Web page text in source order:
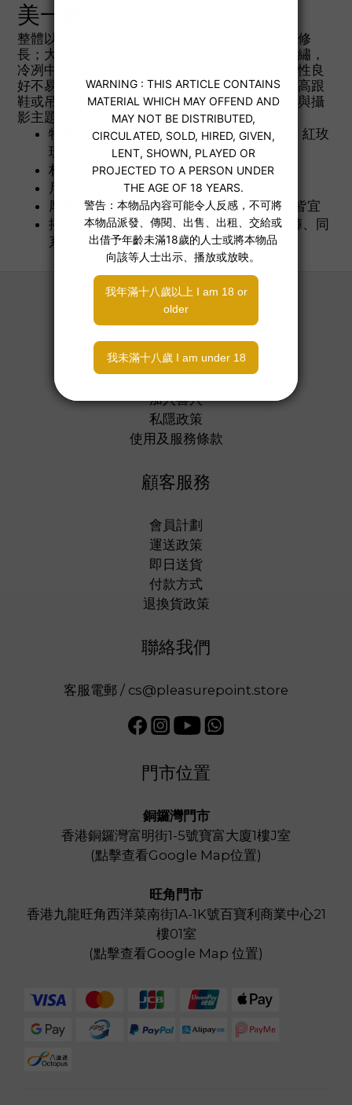
美一腿到位 ✨
整體以高透亮澤面料打造，腿部如上了光般順滑修
長；大腿處拼接黑色蕾絲緞帶邊，點綴紅玫瑰刺繡，
冷冽中帶嫵媚。上緣寬版蕾絲包覆減少勒痕，彈性良
好不易捲邊；中薄厚度兼顧透膚與耐穿度，搭配高跟
鞋或吊帶帶扣皆能顯氣場。派對穿搭、約會造型與攝
影主題一雙搞定。
特色亮點：高透絲緞光澤、寬版蕾絲上緣、紅玫
瑰刺繡點綴、貼腿顯瘦版型
材質：尼龍
尺寸：均碼
厚度建議：中薄款，四季冷氣房/晚間外出皆宜
搭配建議：黑色高跟鞋、緞面迷你裙或短褲、同
系列吊帶帶扣
關於我們
關於喜穴
加入喜穴
私隱政策
使用及服務條款
顧客服務
會員計劃
運送政策
即日送貨
付款方式
退換貨政策
聯絡我們
客服電郵 / cs@pleasurepoint.store
門市位置
銅鑼灣門市
香港銅鑼灣富明街1-5號寶富大廈1樓J室
(點擊查看Google Map位置)
旺角門市
香港九龍旺角西洋菜南街1A-1K號百寶利商業中心21
樓01室
(點擊查看Google Map 位置)